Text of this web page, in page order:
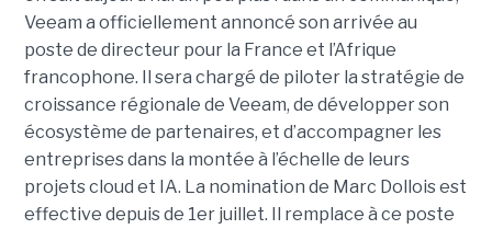
Veeam a officiellement annoncé son arrivée au
poste de directeur pour la France et l’Afrique
francophone. Il sera chargé de piloter la stratégie de
croissance régionale de Veeam, de développer son
écosystème de partenaires, et d’accompagner les
entreprises dans la montée à l’échelle de leurs
projets cloud et IA. La nomination de Marc Dollois est
effective depuis de 1er juillet. Il remplace à ce poste